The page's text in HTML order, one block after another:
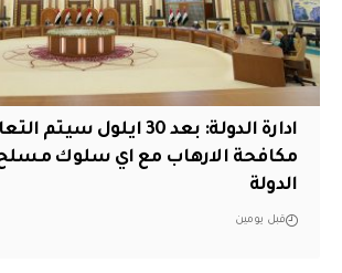
ادارة الدولة: بعد 30 ايلول
مكافحة الارهاب مع اي سلوك مسلح
الدولة
قبل يومين